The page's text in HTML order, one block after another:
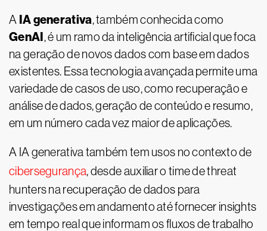
A IA generativa, também conhecida como
GenAI, é um ramo da inteligência artificial que foca
na geração de novos dados com base em dados
existentes. Essa tecnologia avançada permite uma
variedade de casos de uso, como recuperação e
análise de dados, geração de conteúdo e resumo,
em um número cada vez maior de aplicações.
A IA generativa também tem usos no contexto de
cibersegurança, desde auxiliar o time de threat
hunters na recuperação de dados para
investigações em andamento até fornecer insights
em tempo real que informam os fluxos de trabalho